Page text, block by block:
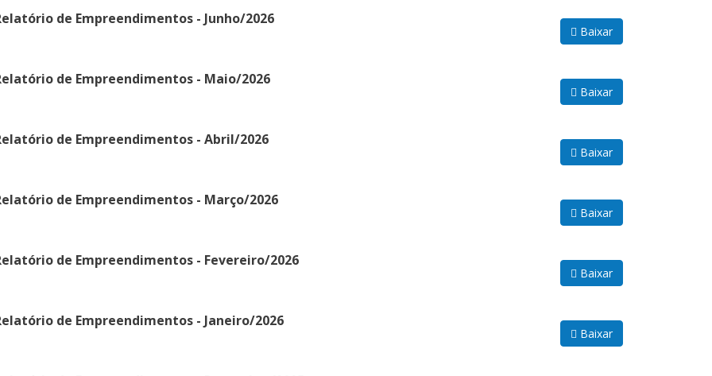
de Empreendimentos - Junho/2026
Baixar
de Empreendimentos - Maio/2026
Baixar
de Empreendimentos - Abril/2026
Baixar
de Empreendimentos - Março/2026
Baixar
de Empreendimentos - Fevereiro/2026
Baixar
de Empreendimentos - Janeiro/2026
Baixar